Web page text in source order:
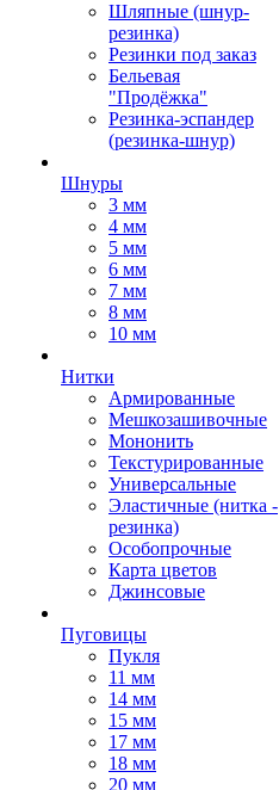
Шляпные (шнур-
резинка)
Резинки под заказ
Бельевая
"Продёжка"
Резинка-эспандер
(резинка-шнур)
Шнуры
3 мм
4 мм
5 мм
6 мм
7 мм
8 мм
10 мм
Нитки
Армированные
Мешкозашивочные
Мононить
Текстурированные
Универсальные
Эластичные (нитка -
резинка)
Особопрочные
Карта цветов
Джинсовые
Пуговицы
Пукля
11 мм
14 мм
15 мм
17 мм
18 мм
20 мм